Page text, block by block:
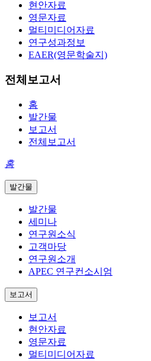
현안자료
영문자료
멀티미디어자료
연구성과정보
EAER(영문학술지)
전체보고서
홈
발간물
보고서
전체보고서
홈
발간물
발간물
세미나
연구원소식
고객마당
연구원소개
APEC 연구컨소시엄
보고서
보고서
현안자료
영문자료
멀티미디어자료